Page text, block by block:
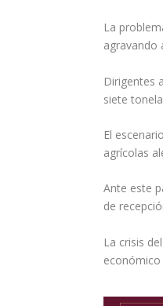
La
agravando
Dirigentes
siete
El
agrícolas
Ante este
de
La crisis
económico